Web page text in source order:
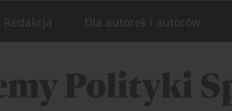
Redakcja Dla autorek i autorów